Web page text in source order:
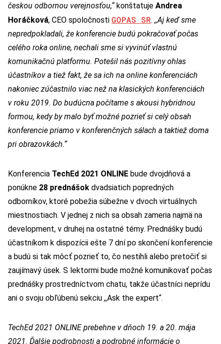
českou odbornou verejnosťou,“konštatuje Andrea
Horáčková, CEO spoločnosti GOPAS SR. ,,Aj keď sme
nepredpokladali, že konferencie budú pokračovať počas
celého roka online, nechali sme si vyvinúť vlastnú
komunikačnú platformu. Potešil nás pozitívny ohlas
účastníkov a tiež fakt, že sa ich na online konferenciách
nakoniec zúčastnilo viac než na klasických konferenciách
v roku 2019. Do budúcna počítame s akousi hybridnou
formou, kedy by malo byť možné pozrieť si celý obsah
konferencie priamo v konferenčných sálach a taktiež doma
pri obrazovkách.“
Konferencia TechEd 2021 ONLINE bude dvojdňová a
ponúkne 28 prednášok dvadsiatich popredných
odborníkov, ktoré pobežia súbežne v dvoch virtuálnych
miestnostiach. V jednej z nich sa obsah zameria najmä na
development, v druhej na ostatné témy. Prednášky budú
účastníkom k dispozícii ešte 7 dní po skončení konferencie
a budú si tak môcť pozrieť to, čo nestihli alebo pretočiť si
zaujímavý úsek. S lektormi bude možné komunikovať počas
prednášky prostredníctvom chatu, takže účastníci neprídu
ani o svoju obľúbenú sekciu ,,Ask the expert“.
TechEd 2021 ONLINE prebehne v dňoch 19. a 20. mája
2021. Ďalšie podrobnosti a podrobné informácie o